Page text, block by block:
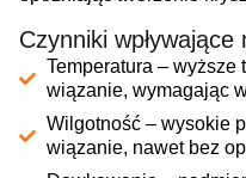
Czynniki
Temperatura – wyższe
wiązanie, wymagając
Wilgotność – wysokie
wiązanie, nawet bez